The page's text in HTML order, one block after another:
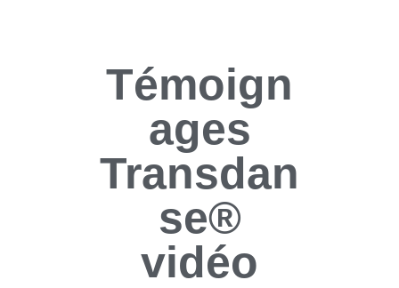
Témoign
ages
Transdan
se®
vidéo